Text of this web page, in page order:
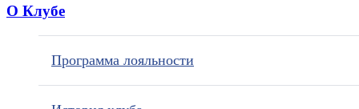
О Клубе
Программа лояльности